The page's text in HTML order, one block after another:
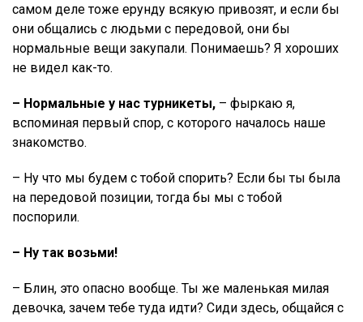
самом деле тоже ерунду всякую привозят, и если бы
они общались с людьми с передовой, они бы
нормальные вещи закупали. Понимаешь? Я хороших
не видел как-то.
– Нормальные у нас турникеты, – фыркаю я,
вспоминая первый спор, с которого началось наше
знакомство.
– Ну что мы будем с тобой спорить? Если бы ты была
на передовой позиции, тогда бы мы с тобой
поспорили.
– Ну так возьми!
– Блин, это опасно вообще. Ты же маленькая милая
девочка, зачем тебе туда идти? Сиди здесь, общайся с